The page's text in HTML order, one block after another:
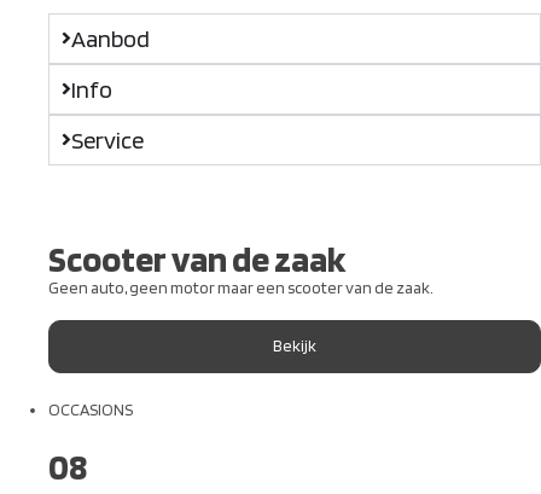
Aanbod
Info
Service
Scooter van de zaak
Geen auto, geen motor maar een scooter van de zaak.
Bekijk
OCCASIONS
08